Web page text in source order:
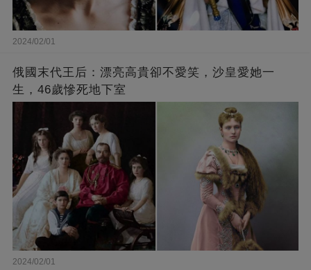
2024/02/01
俄國末代王后：漂亮高貴卻不愛笑，沙皇愛她一
生，46歲慘死地下室
2024/02/01